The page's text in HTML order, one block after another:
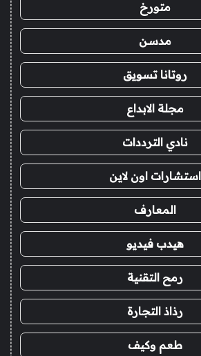
متورخ
مدسن
روتانا تسويق
مجلة الابداع
نادي الترددات
استشارات اون لاين
المعارف
هيدب فيديو
رمح التقنية
رذاذ التجارة
طعم وكيف